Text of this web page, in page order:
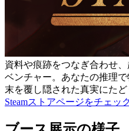
資料や痕跡をつなぎ合わせ
ベンチャー。あなたの推理
末を覆し隠された真実にたど
Steamストアページをチェッ